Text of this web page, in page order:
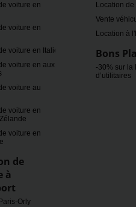
voiture en
voiture en
voiture en Italie
voiture en aux
voiture au
voiture en
voiture en
de
à
Orly
Location
Vente
Location à
Bons
-30% sur la
d’utilitaires